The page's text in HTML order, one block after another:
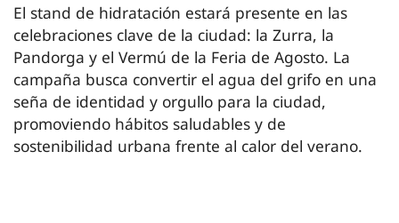
El stand de hidratación estará presente en las
celebraciones clave de la ciudad: la Zurra, la
Pandorga y el Vermú de la Feria de Agosto. La
campaña busca convertir el agua del grifo en una
seña de identidad y orgullo para la ciudad,
promoviendo hábitos saludables y de
sostenibilidad urbana frente al calor del verano.